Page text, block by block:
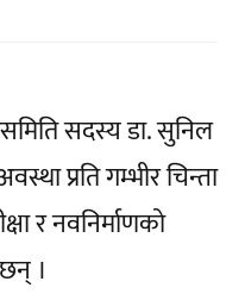
सदस्य डा. सुनिल
प्रति गम्भीर चिन्ता
र नवनिर्माणको
।